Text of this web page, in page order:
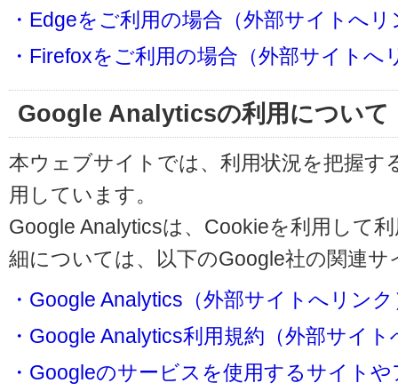
・Edgeをご利用の場合（外部サイトへリ
・Firefoxをご利用の場合（外部サイトへ
Google Analyticsの利用について
本ウェブサイトでは、利用状況を把握す
用しています。
Google Analyticsは、Cookieを利用して
細については、以下のGoogle社の関連
・Google Analytics（外部サイトへリンク
・Google Analytics利用規約（外部サイ
・Googleのサービスを使用するサイト